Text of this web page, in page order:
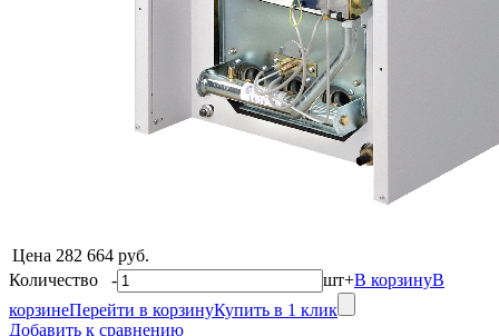
Цена 282 664 руб.
Количество - шт+В корзинуВ
корзинеПерейти в корзинуКупить в 1 клик
Добавить к сравнению